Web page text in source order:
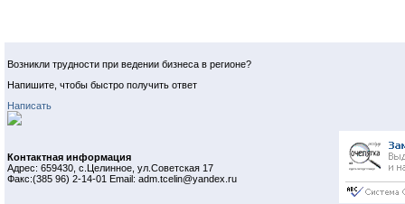
Возникли трудности при ведении бизнеса в регионе?
Напишите, чтобы быстро получить ответ
Написать
Контактная информация
Адрес: 659430, с.Целинное, ул.Советская 17
Факс:(385 96) 2-14-01 Email: adm.tcelin@yandex.ru